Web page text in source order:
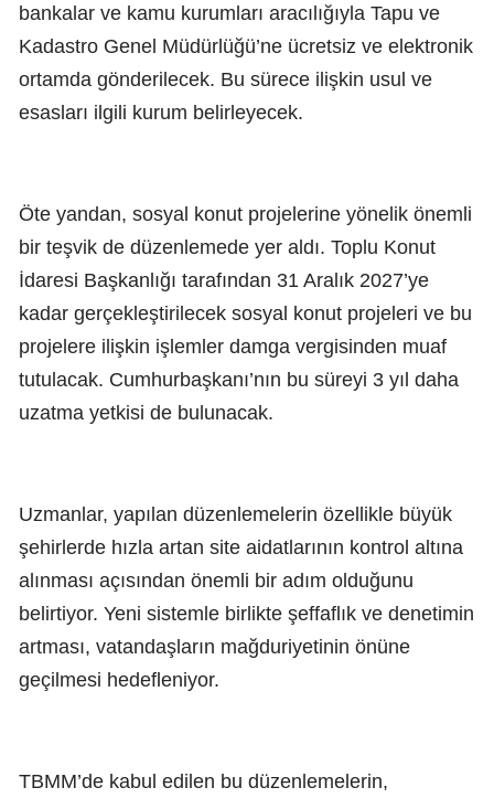
bankalar ve kamu kurumları aracılığıyla Tapu ve
Kadastro Genel Müdürlüğü’ne ücretsiz ve elektronik
ortamda gönderilecek. Bu sürece ilişkin usul ve
esasları ilgili kurum belirleyecek.
Öte yandan, sosyal konut projelerine yönelik önemli
bir teşvik de düzenlemede yer aldı. Toplu Konut
İdaresi Başkanlığı tarafından 31 Aralık 2027’ye
kadar gerçekleştirilecek sosyal konut projeleri ve bu
projelere ilişkin işlemler damga vergisinden muaf
tutulacak. Cumhurbaşkanı’nın bu süreyi 3 yıl daha
uzatma yetkisi de bulunacak.
Uzmanlar, yapılan düzenlemelerin özellikle büyük
şehirlerde hızla artan site aidatlarının kontrol altına
alınması açısından önemli bir adım olduğunu
belirtiyor. Yeni sistemle birlikte şeffaflık ve denetimin
artması, vatandaşların mağduriyetinin önüne
geçilmesi hedefleniyor.
TBMM’de kabul edilen bu düzenlemelerin,